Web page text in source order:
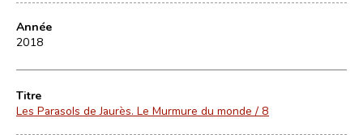
Année
2018
Titre
Les Parasols de Jaurès. Le Murmure du monde / 8